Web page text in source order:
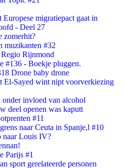
migratiepact gaat in
- Deel 27
zomerhit?
muzikanten #32
Rijnmond
#136 - Boekje pluggen.
Drone baby drone
El-Sayed wint nipt voorverkiezing
invloed van alcohol
deel openen was kaputt
#11
naar Ceuta in Spanje,l #10
naar Louis IV?
Parijs #1
sport gerelateerde personen